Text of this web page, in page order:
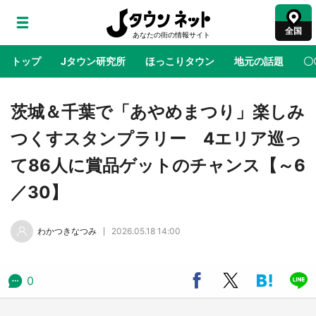
全国
トップ Jタウン研究所 ほっこりタウン 地元の話題 〇
地域×二次元 絶景 あの時はありがとう 物語がはじ
アニメ『はたらく細胞』と神奈川県の3度目コ
ラボ 作品の世界観通じて「小児がん」学べる
太郎グッズ買える 銀座・博品館TOY PARKへ
ラプラス・ダークネスが栃木県を征服！？ 県
公式プロモ動画で「聖地」が生産されてます
茨城＆千葉で「あやめまつり」楽しみ
つくすスタンプラリー 4エリア巡っ
て86人に賞品ゲットのチャンス【～6
／30】
わかつきなつみ 2026.05.18 14:00
0